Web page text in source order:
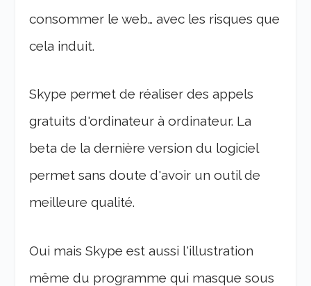
consommer le web… avec les risques que
cela induit.
Skype permet de réaliser des appels
gratuits d'ordinateur à ordinateur. La
beta de la dernière version du logiciel
permet sans doute d'avoir un outil de
meilleure qualité.
Oui mais Skype est aussi l'illustration
même du programme qui masque sous